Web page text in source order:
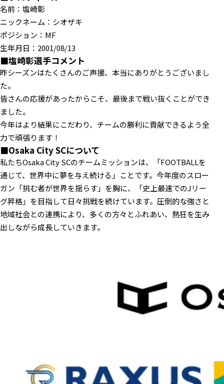
名前：塩崎彰
ニックネーム：シオザキ
ポジション：MF
生年月日：2001/08/13
■塩崎彰選手コメント
昨シーズンはたくさんのご声援、本当にありがとうございまし
た。
皆さんの応援があったからこそ、最後まで戦い抜くことができ
ました。
今年はより結果にこだわり、チームの勝利に貢献できるよう全
力で頑張ります！
■Osaka City SCについて
私たちOsaka City SCのチームミッションは、「FOOTBALLを
通じて、世界中に夢を与え続ける」ことです。今年度のスロー
ガン「挑む者が世界を揺らす」を胸に、「史上最速でのJリー
グ昇格」を目指して日々挑戦を続けています。圧倒的な強さと
地域社会との連携により、多くの方々とふれあい、熱狂を生み
出しながら成長していきます。